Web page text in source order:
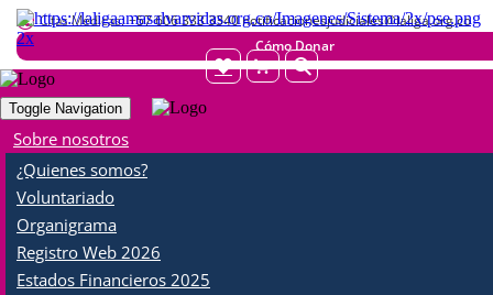
Citas Médicas: +57 606 333 3340 notificacionesjudiciales@laliga.org.co
Cómo Donar
Toggle Navigation
Sobre nosotros
¿Quienes somos?
Voluntariado
Organigrama
Registro Web 2026
Estados Financieros 2025
Servicios